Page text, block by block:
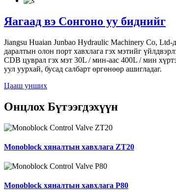
Яагаад вэ Сонгоно уу биднийг
Jiangsu Huaian Junbao Hydraulic Machinery Co,
даралтын олон порт хавхлага гэх мэтийг
CDB цуврал гэх мэт 30L / мин-аас 400L / мин
уул уурхай, бусад салбарт өргөнөөр ашигладаг.
Цааш унших
Онцлох Бүтээгдэхүүн
Monoblock хяналтын хавхлага ZT20
Monoblock хяналтын хавхлага P80